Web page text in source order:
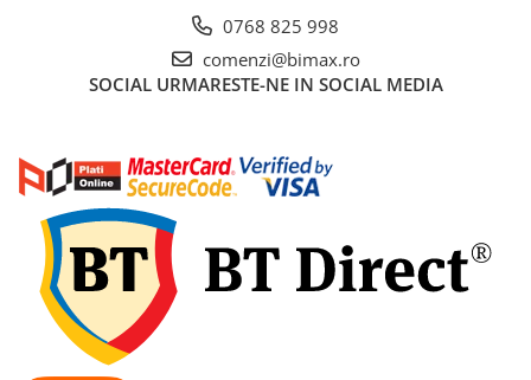
Piese Xiaomi Scooter 6
Accesorii Trotinete
ES1, ES2, ES3
Ninebot Segway ZT3 PRO
Piese de Schimb
Senzori Pedelec
Becuri
Piese Hoverboard
Piese masinute electrice copii
0768 825 998
comenzi@bimax.ro
SOCIAL URMARESTE-NE IN SOCIAL MEDIA